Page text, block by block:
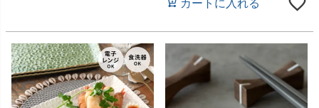
カートに入れる